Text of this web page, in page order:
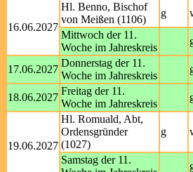
16.06.2027
Hl. Benno, Bischof
von Meißen (1106)
g
Mittwoch der 11.
Woche im Jahreskreis
17.06.2027
Donnerstag der 11.
Woche im Jahreskreis
18.06.2027
Freitag der 11.
Woche im Jahreskreis
19.06.2027
Hl. Romuald, Abt,
Ordensgründer
(1027)
g
Samstag der 11.